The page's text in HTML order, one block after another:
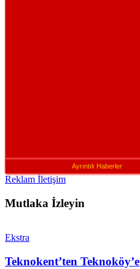
Ayrıntılı Haberler
Reklam İletişim
Mutlaka İzleyin
Ekstra
Teknokent’ten Teknoköy’e